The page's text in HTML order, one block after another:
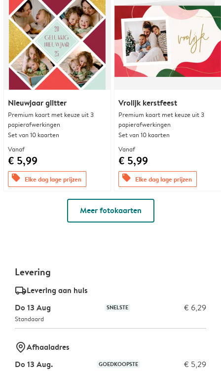
Nieuwjaar glitter
Premium kaart met keuze uit 3
papierafwerkingen
Set van 10 kaarten
Vanaf
€ 5,99
offers Elke dag lage prijzen
Vrolijk kerstfeest
Premium kaart met keuze uit 3
papierafwerkingen
Set van 10 kaarten
Vanaf
€ 5,99
offers Elke dag lage prijzen
Meer fotokaarten
Levering
delivery_standard_v2Levering aan huis
Do 13 Aug
SNELSTE € 6,29
Standaard
marker-pinAfhaaladres
Do 13 Aug.
GOEDKOOPSTE € 5,29